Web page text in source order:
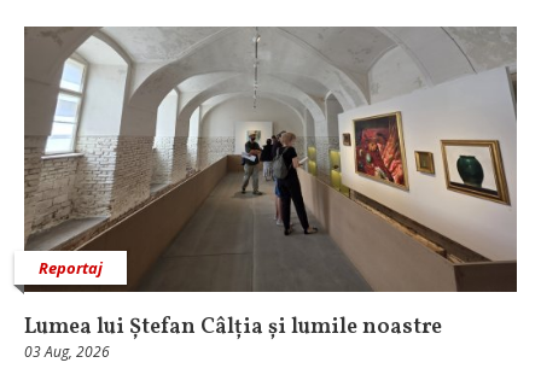
Reportaj
Lumea lui Ștefan Câlția și lumile noastre
03 Aug, 2026